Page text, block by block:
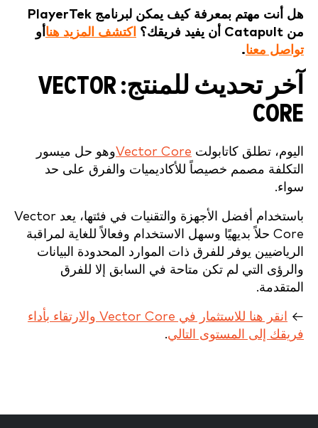
هل أنت مهتم بمعرفة كيف يمكن لبرنامج PlayerTek
من Catapult أن يفيد فريقك؟
اكتشف المزيد هنا أو
تواصل معنا.
آخر تحديث للمنتج: VECTOR
CORE
اليوم، تطلق كاتابولت Vector Coreوهو حل ميسور
التكلفة مصمم خصيصاً للأكاديميات والفرق على حد
سواء.
باستخدام أفضل الأجهزة والتقنيات في فئتها، يعد Vector
Core حلاً بديهيًا وسهل الاستخدام وفعالاً للغاية لمراقبة
الرياضيين يوفر للفرق ذات الموارد المحدودة البيانات
والرؤى التي لم تكن متاحة في السابق إلا للفرق
المتقدمة.
←
انقر هنا للاستثمار في Vector Core والارتقاء بأداء
فريقك إلى المستوى التالي.